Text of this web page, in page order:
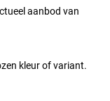
aanbod van
kleur of variant.